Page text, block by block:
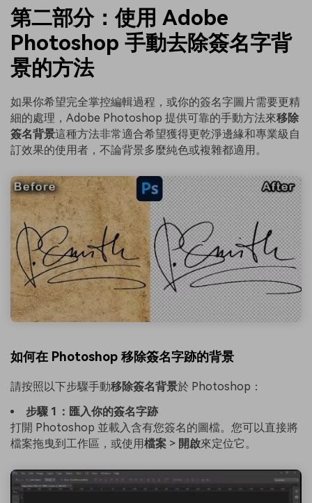
第二部分：使用 Adobe
Photoshop 手動去除簽名字背
景的方法
如果你希望完全掌控編輯過程，或你的簽名字圖片需要更精
細的處理，Adobe Photoshop 提供可靠的手動方法來移除
簽名背景這種方法非常適合希望獲得更乾淨邊緣和專業級自
訂效果的使用者，不論背景多麼純色或複雜都適用。
如何在 Photoshop 移除簽名字跡的背景
請按照以下步驟手動移除簽名背景於 Photoshop：
步驟 1：匯入你的簽名字跡
打開 Photoshop 並載入含有您簽名的圖檔。您可以直接將
檔案拖曳到工作區，或使用檔案 > 開啟來定位它。